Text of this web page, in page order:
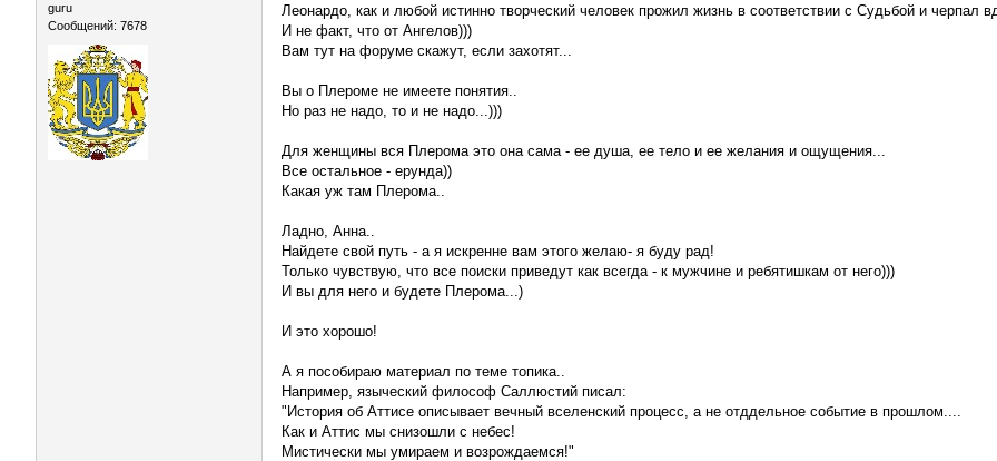
guru
Сообщений: 7678
Леонардо, как и любой истинно творческий человек прожил жизнь в соответствии с Судьбой и черпал
И не факт, что от Ангелов)))
Вам тут на форуме скажут, если захотят...
Вы о Плероме не имеете понятия..
Но раз не надо, то и не надо...)))
Для женщины вся Плерома это она сама - ее душа, ее тело и ее желания и ощущения...
Все остальное - ерунда))
Какая уж там Плерома..
Ладно, Анна..
Найдете свой путь - а я искренне вам этого желаю- я буду рад!
Только чувствую, что все поиски приведут как всегда - к мужчине и ребятишкам от него)))
И вы для него и будете Плерома...)
И это хорошо!
А я пособираю материал по теме топика..
Например, языческий философ Саллюстий писал:
"История об Аттисе описывает вечный вселенский процесс, а не отддельное событие в прошлом....
Как и Аттис мы снизошли с небес!
Мистически мы умираем и возрождаемся!"